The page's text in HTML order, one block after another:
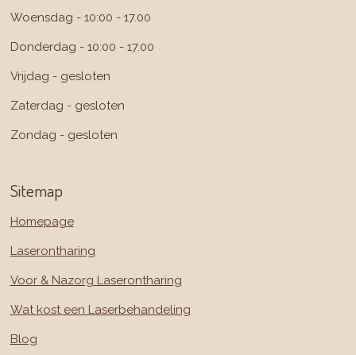
Woensdag - 10:00 - 17.00
Donderdag - 10:00 - 17.00
Vrijdag - gesloten
Zaterdag - gesloten
Zondag - gesloten
Sitemap
Homepage
Laserontharing
Voor & Nazorg Laserontharing
Wat kost een Laserbehandeling
Blog